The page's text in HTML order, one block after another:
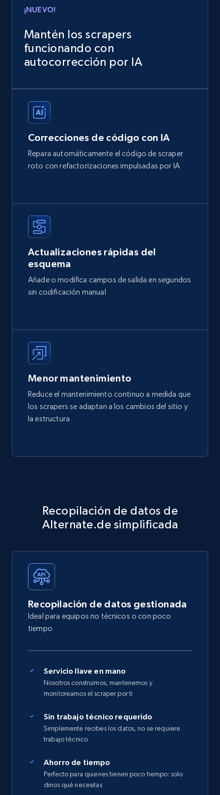
¡NUEVO!
Mantén los scrapers
funcionando con
autocorrección por IA
Correcciones de código con IA
Repara automáticamente el código de scraper
roto con refactorizaciones impulsadas por IA
Actualizaciones rápidas del
esquema
Añade o modifica campos de salida en segundos
sin codificación manual
Menor mantenimiento
Reduce el mantenimiento continuo a medida que
los scrapers se adaptan a los cambios del sitio y
la estructura
Recopilación de datos de
Alternate.de simplificada
Recopilación de datos gestionada
Ideal para equipos no técnicos o con poco
tiempo
Servicio llave en mano
Nosotros construimos, mantenemos y
monitoreamos el scraper por ti
Sin trabajo técnico requerido
Simplemente recibes los datos, no se requiere
trabajo técnico
Ahorro de tiempo
Perfecto para quienes tienen poco tiempo: solo
dinos qué necesitas